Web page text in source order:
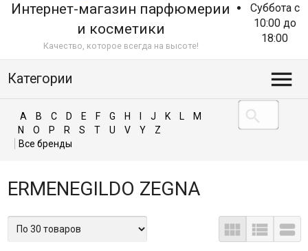
Интернет-магазин парфюмерии
и косметики
Качество, которое всегда на высоте!
Суббота с
10:00 до
18:00
Категории
A B C D E F G H J K L
M
N
O P R S T U V Y Z
ERMENEGILDO ZEGNA